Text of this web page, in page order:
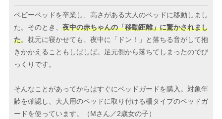
ベビーベッドを卒業し、高さがある大人のベッドに移動しまし
た。そのとき、 夜中の赤ちゃんの「移動距離」に驚かされまし
た。枕元に寝かせても、夜中に「ドン！」と落ちる音がして抱
きかかえることもしばしば。足元側から落ちてしまったのでび
っくりです。
そんなことがあってからはすぐにベッドガードを購入。対象年
齢を確認し、大人用のベッドに取り付ける柵タイプのベッドガ
ードを使っています。（Mさん／2歳女の子）